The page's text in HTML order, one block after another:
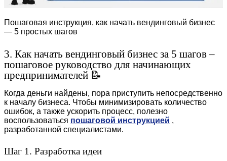
Пошаговая инструкция, как начать вендинговый бизнес
— 5 простых шагов
3. Как начать вендинговый бизнес за 5 шагов –
пошаговое руководство для начинающих
предпринимателей 📝
Когда деньги найдены, пора приступить непосредственно
к началу бизнеса. Чтобы минимизировать количество
ошибок, а также ускорить процесс, полезно
воспользоваться пошаговой инструкцией ,
разработанной специалистами.
Шаг 1. Разработка идеи